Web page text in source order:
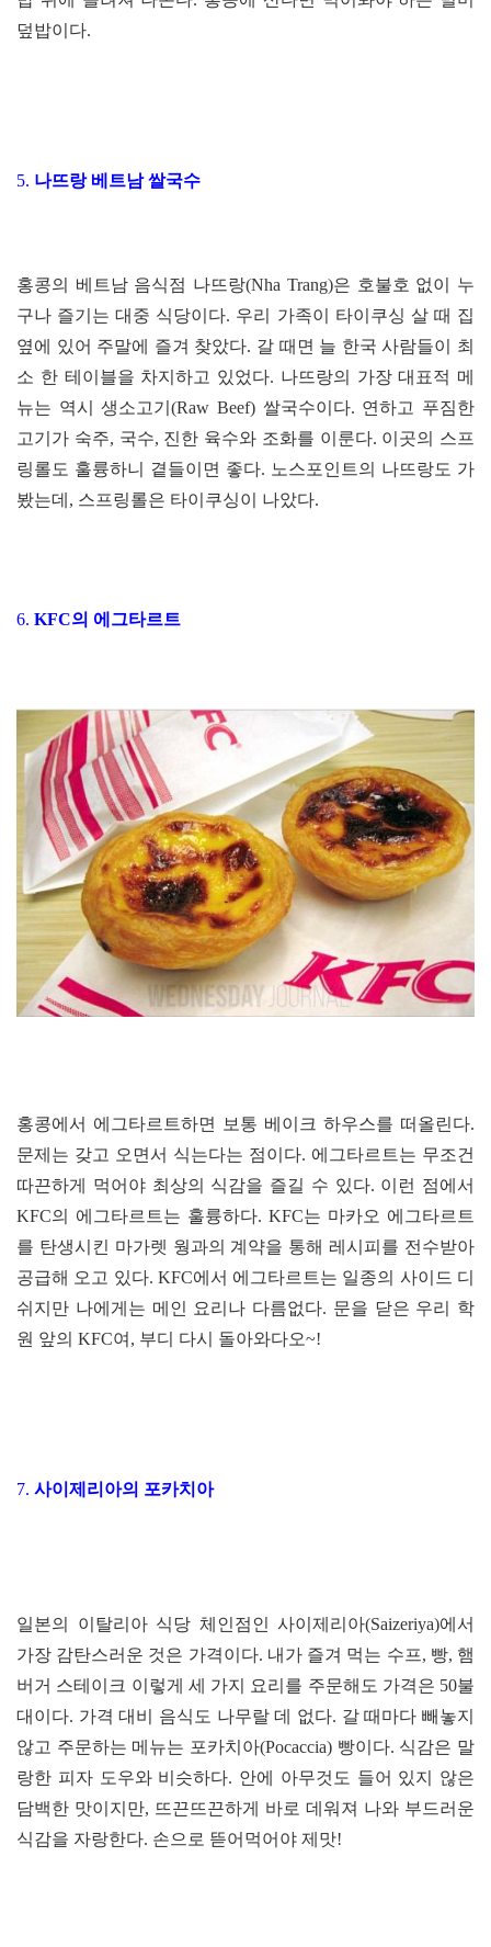
덮밥이다.
5. 나뜨랑 베트남 쌀국수
홍콩의 베트남 음식점 나뜨랑(Nha Trang)은 호불호 없이 누
구나 즐기는 대중 식당이다. 우리 가족이 타이쿠싱 살 때 집
옆에 있어 주말에 즐겨 찾았다. 갈 때면 늘 한국 사람들이 최
소 한 테이블을 차지하고 있었다. 나뜨랑의 가장 대표적 메
뉴는 역시 생소고기(Raw Beef) 쌀국수이다. 연하고 푸짐한
고기가 숙주, 국수, 진한 육수와 조화를 이룬다. 이곳의 스프
링롤도 훌륭하니 곁들이면 좋다. 노스포인트의 나뜨랑도 가
봤는데, 스프링롤은 타이쿠싱이 나았다.
6. KFC의 에그타르트
홍콩에서 에그타르트하면 보통 베이크 하우스를 떠올린다.
문제는 갖고 오면서 식는다는 점이다. 에그타르트는 무조건
따끈하게 먹어야 최상의 식감을 즐길 수 있다. 이런 점에서
KFC의 에그타르트는 훌륭하다. KFC는 마카오 에그타르트
를 탄생시킨 마가렛 웡과의 계약을 통해 레시피를 전수받아
공급해 오고 있다. KFC에서 에그타르트는 일종의 사이드 디
쉬지만 나에게는 메인 요리나 다름없다. 문을 닫은 우리 학
원 앞의 KFC여, 부디 다시 돌아와다오~!
7. 사이제리아의 포카치아
일본의 이탈리아 식당 체인점인 사이제리아(Saizeriya)에서
가장 감탄스러운 것은 가격이다. 내가 즐겨 먹는 수프, 빵, 햄
버거 스테이크 이렇게 세 가지 요리를 주문해도 가격은 50불
대이다. 가격 대비 음식도 나무랄 데 없다. 갈 때마다 빼놓지
않고 주문하는 메뉴는 포카치아(Pocaccia) 빵이다. 식감은 말
랑한 피자 도우와 비슷하다. 안에 아무것도 들어 있지 않은
담백한 맛이지만, 뜨끈뜨끈하게 바로 데워져 나와 부드러운
식감을 자랑한다. 손으로 뜯어먹어야 제맛!